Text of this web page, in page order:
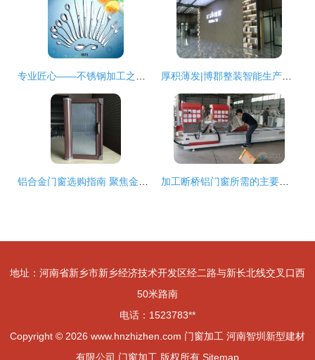
地址：河南省新乡市新乡经济技术开发区经二路与新长北线交叉口西
50米路南
电话：1523783**
Copyright © 2026 www.hnzhizhen.com 门窗加工 河南智圳新型建材
有限公司 门窗加工 版权所有 Sitemap